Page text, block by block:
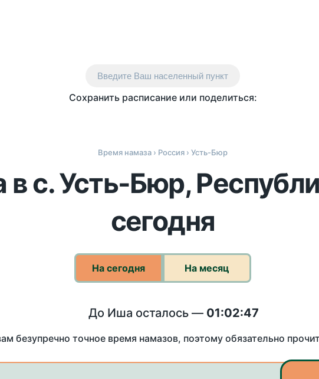
Введите Ваш населенный пункт
Сохранить расписание или поделиться:
Время намаза › Россия › Усть-Бюр
с. Усть-Бюр,
сегодня
На сегодня На месяц
До Иша осталось — 01:02:46
безупречно точное время намазов, поэтому обязательно